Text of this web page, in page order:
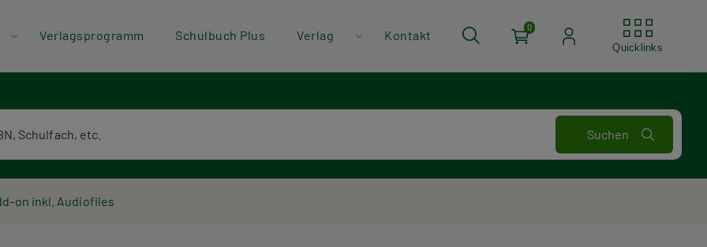
Verlagsprogramm Schulbuch Plus Verlag Kontakt
0
Quicklinks
on inkl. Audiofiles